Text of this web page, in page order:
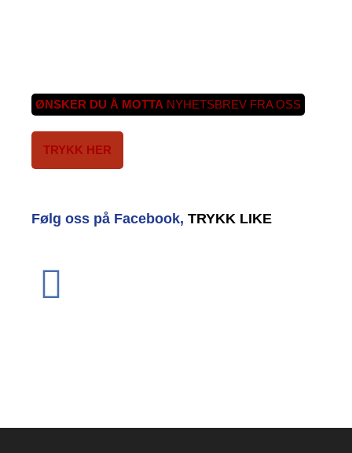
ØNSKER DU Å MOTTA NYHETSBREV FRA OSS
TRYKK HER
Følg oss på Facebook, TRYKK LIKE